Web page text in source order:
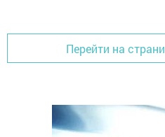
Перейти на